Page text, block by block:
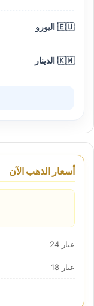
🇪🇺 اليورو
🇰🇼 الدينار
أسعار الذهب الآن
عيار 24
عيار 18